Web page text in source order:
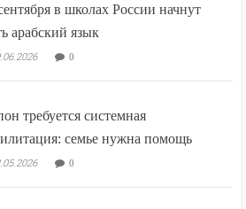
в школах России начнут
арабский язык
0
требуется системная
семье нужна помощь
0